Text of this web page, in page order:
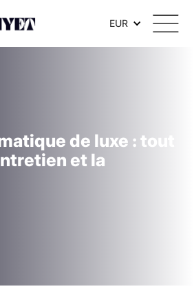
EUR
de luxe : tout
et la